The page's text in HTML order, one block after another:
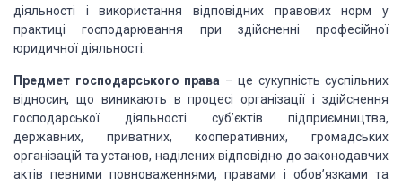
діяльності і використання відповідних правових норм у
практиці господарювання при здійсненні професійної
юридичної діяльності.
Предмет господарського права – це сукупність суспільних
відносин, що виникають в процесі організації і здійснення
господарської діяльності суб’єктів підприємництва,
державних, приватних, кооперативних, громадських
організацій та установ, наділених відповідно до законодавчих
актів певними повноваженнями, правами і обов’язками та